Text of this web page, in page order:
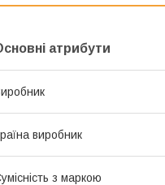
атрибути
виробник
з маркою